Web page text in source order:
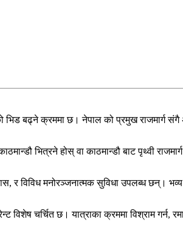
भिड बढ्ने क्रममा छ। नेपाल को प्रमुख राजमार्ग
भित्रने होस् वा काठमान्डौ बाट पृथ्वी
र विविध मनोरञ्जनात्मक सुविधा उपलब्ध छन्।
विशेष चर्चित छ। यात्राका क्रममा विश्राम गर्न,